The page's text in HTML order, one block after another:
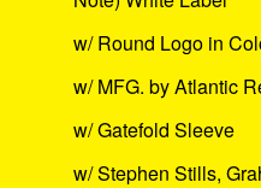
w/ Round Logo in
w/ MFG. by Atlantic
w/ Gatefold Sleeve
w/ Stephen Stills,